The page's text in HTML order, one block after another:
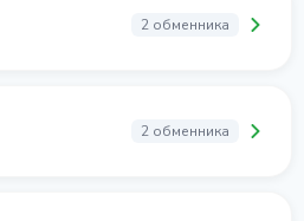
2 обменника
2 обменника